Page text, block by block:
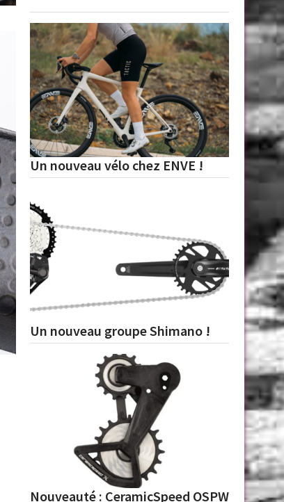
Un nouveau vélo chez ENVE !
Un nouveau groupe Shimano !
Nouveauté : CeramicSpeed OSPW